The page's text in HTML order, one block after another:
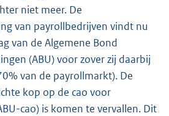
niet meer. De
van payrollbedrijven vindt nu
van de Algemene Bond
(ABU) voor zover zij daarbij
van de payrollmarkt). De
kop op de cao voor
cao) is komen te vervallen. Dit